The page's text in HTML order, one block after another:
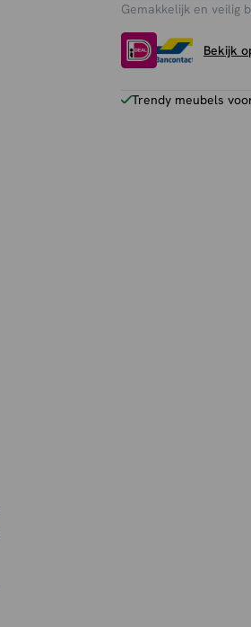
Gemakkelijk en veilig
Bekijk
Trendy meubels